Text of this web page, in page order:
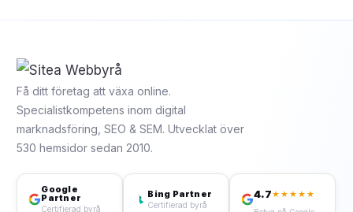
Få ditt företag att växa online.
Specialistkompetens inom digital
marknadsföring, SEO & SEM. Utvecklat över
530 hemsidor sedan 2010.
Google
Partner
Certifierad byrå
Bing Partner
Certifierad byrå
4.7★★★★★